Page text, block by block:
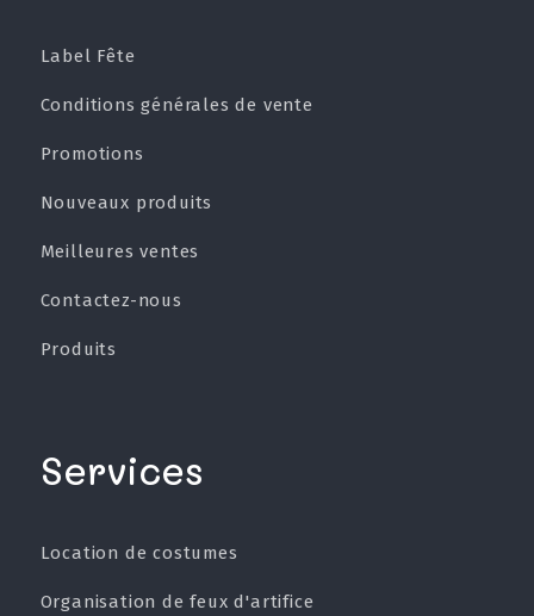
Label Fête
Conditions générales de vente
Promotions
Nouveaux produits
Meilleures ventes
Contactez-nous
Produits
Services
Location de costumes
Organisation de feux d'artifice